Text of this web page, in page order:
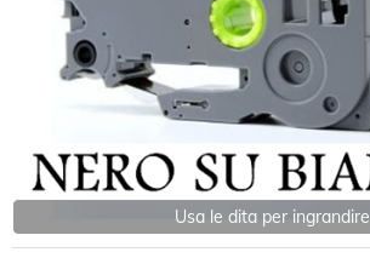
Usa le dita per ingrandire